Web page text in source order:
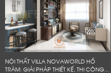
NỘI THẤT VILLA NOVAWORLD HỒ
TRÀM: GIẢI PHÁP THIẾT KẾ, THI CÔNG...